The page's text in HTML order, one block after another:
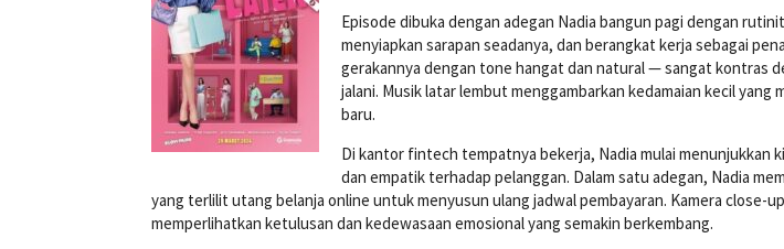
Episode dibuka dengan adegan Nadia bangun pagi dengan
menyiapkan sarapan seadanya, dan berangkat kerja sebagai
gerakannya dengan tone hangat dan natural — sangat kontras
jalani. Musik latar lembut menggambarkan kedamaian kecil yang
baru.
Di kantor fintech tempatnya bekerja, Nadia mulai menunjukkan
dan empatik terhadap pelanggan. Dalam satu adegan, Nadia
yang terlilit utang belanja online untuk menyusun ulang jadwal pembayaran. Kamera close-
memperlihatkan ketulusan dan kedewasaan emosional yang semakin berkembang.